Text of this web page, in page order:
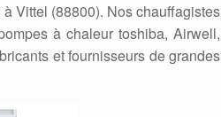
Vittel (88800). Nos chauffagistes
à chaleur toshiba, Airwell,
et fournisseurs de grandes